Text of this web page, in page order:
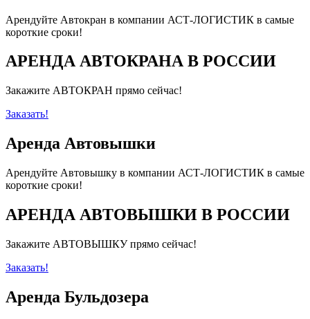
Арендуйте Автокран в компании АСТ-ЛОГИСТИК в самые
короткие сроки!
АРЕНДА АВТОКРАНА В РОССИИ
Закажите АВТОКРАН прямо сейчас!
Заказать!
Аренда Автовышки
Арендуйте Автовышку в компании АСТ-ЛОГИСТИК в самые
короткие сроки!
АРЕНДА АВТОВЫШКИ В РОССИИ
Закажите АВТОВЫШКУ прямо сейчас!
Заказать!
Аренда Бульдозера